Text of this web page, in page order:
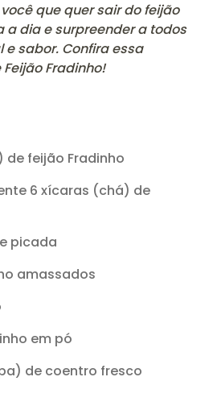
que quer sair do feijão
a dia e surpreender a todos
sabor. Confira essa
Fradinho!
de feijão Fradinho
6 xícaras (chá) de
picada
amassados
em pó
de coentro fresco